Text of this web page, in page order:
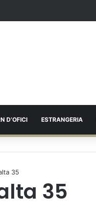
D’OFICI ESTRANGERIA
35
35